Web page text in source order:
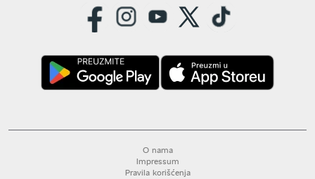
O nama
Impressum
Pravila korišćenja